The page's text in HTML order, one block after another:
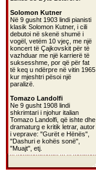
Solomon Kutner
Në 9 gusht 1903 lindi pianisti
klasik Solomon Kutner, i cili
debutoi në skenë shumë i
vogël, vetëm 10 vjeç, me një
koncert të Çajkovskit për të
vazhduar me një karrierë të
suksesshme, por që për fat
të keq u ndërpre në vitin 1965
kur mjeshtri pësoi një
paralizë.
Tomazo Landolfi
Ne 9 gusht 1908 lindi
shkrimtari i njohur italian
Tomazo Landolfi, që ishte dhe
dramaturg e kritik letrar, autor
i veprave: "Gurët e Hënës",
"Dashuri e kohës sonë",
"Muajt", etj.